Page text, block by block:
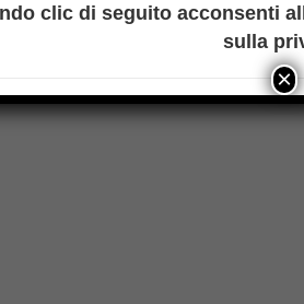
clic di seguito acconsenti
sulla
×